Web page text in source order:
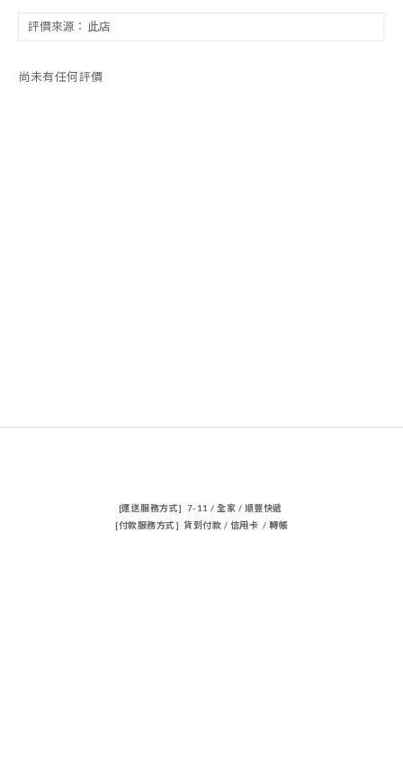
尚未有任何評價
[運送服務方式] 7-11 / 全家 / 順豐快遞
[付款服務方式] 貨到付款 / 信用卡 / 轉帳